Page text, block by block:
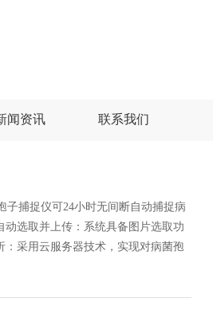
闻资讯 联系我们
子捕捉仪可24小时无间断自动捕捉病
选取并上传：系统具备图片选取功
采用云服务器技术，实现对病菌孢